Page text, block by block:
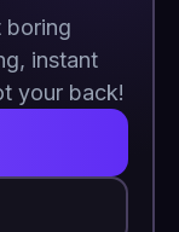
boring
instant
your back!